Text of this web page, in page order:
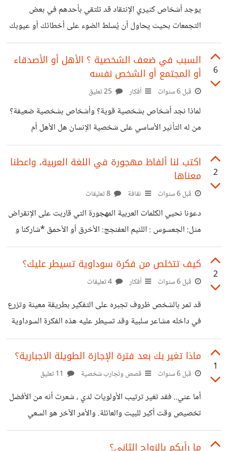
لدى البعض، إلا إنّ أغلبها قد يفشل. *وأنتم.. ما
يوجد أشخاص كثيري الإنتقاد قد تلتقي بأحدهم في بعض
التجمعات بحيث يحاول أن يُسلط الضوء على أخطائك أو عيوبك
أمام الآخرين بهدف التقليل منك وإبراز نفسه بأنه الأفضل. كيف
يمكننا التعامل مع هؤلاء الأشخاص خاصة عندما تكون مضطراً
للتواجد في نفس الأماكن التي يتواجد فيها وفي نفس
الإجتماعات سواءاً في أماكن العمل أو في أماكن تجمعات
إجتماعية. من تجاربكم وخبراتكم الشخصية أخبروني.. *كيف
أتعامل مع شخص دائما ينتقدني أمام الآخرين و يحاول أن يظهر
6
السبب في ضعف الشخصية ؟ الأهل أو الأصدقاء
أو المجتمع أو الشخص نفسه
قبل 6 سنوات أفكار
لماذا نجد أشخاص بشخصية قوية؟ وأشخاص بشخصية ضعيفة؟
من له التأثير الأساسي على شخصية الإنسان هل الأهل أم
الأصدقاء أم المجتمع أم هو الشخص نفسه؟ برأيي أكثر من
يتحكم في ضعف الشخصية هو الأهل، فهم اللبنة الأساسية في
حياة الإنسان منذ لحظة ولادته وهو يقضي معظم وقته معهم،
فإذا وجد الإنسان الدعم النفسي منذ طفولته وتمت تقوية
شخصيته لن يستطيع المحيط الخارجي التأثير به، لربما قد
يؤثرون به قليلاً ولكن لن يصلوا به أن يصبح ضعيف الشخصية.
2
اكتب لنا ألفاظ مهجورة في اللغة العربية، واعطنا
معناها
قبل 6 سنوات ثقافة
دعونا نحيي الكلمات العربية المهجورة التي قاربت على الإنقراض
مثل: الجعسوس : اللئيم العفنجج: الأخرق أو الأحمق *شاركنا و
اكتب لنا ألفاظ مهجورة في اللغة العربية، واعطنا معناها*
2
كيف تتخلص من فكرة سوداوية تسيطر عليك؟
قبل 6 سنوات أفكار
قد تمر بالشخص ظروف تجبره على التفكير بطريقة معينة وتزرع
في داخله مشاعر سلبية وقد تسيطر عليه هذه الفكرة السوداوية
فتؤثر على حياته مسببة له القلق والتوتر والإكتئاب، ماهو الحل
مع مثل هذه الأفكار؟ و كيف تتخلص من فكرة سوداوية تسيطر
عليك؟ من الممكن عند ورود فكرة سوداوية إلى ذهنك أن تبدأ
من تجاهل هذه الفكرة. شاركونا بنصائحكم.. *كيف تتخلص من
فكرة سوداوية تسيطر عليك؟*
1
ماذا تغير بك بعد فترة الإجازة الطويلة الاجبارية؟
قبل 6 سنوات قصص وتجارب شخصية
أما عني.. فقد تغير ترتيب الأولويات لدي ، شعرت أنه من الأفضل
تخصيص وقت أكبر للبيت والعائلة. والأمر الآخر هو السعي
لتحقيق الحرية المالية من خلال مشروع يؤمن لي ولعائلتي حياة
كريمة مع رفاهية معقولة؛ حيث إن تجربة استلام الراتب وأنت